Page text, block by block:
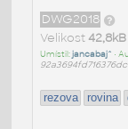
DWG2018
Velikost 42,8kB
Umístil:jancabaj^ •
rezova rovina